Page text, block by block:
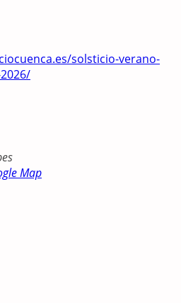
solsticio-verano-
Map